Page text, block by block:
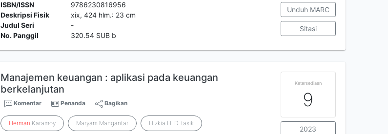
ISBN/ISSN
9786230816956
Deskripsi Fisik
xix, 424 hlm.: 23 cm
Judul Seri
-
No. Panggil
320.54 SUB b
Unduh MARC
Sitasi
Manajemen keuangan : aplikasi pada keuangan
berkelanjutan
Komentar Penanda Bagikan
Herman Karamoy Maryam Mangantar Hizkia H. D. tasik
Ketersediaan
9
2023